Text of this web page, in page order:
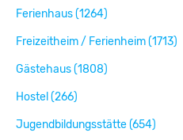
Ferienhaus (1264)
Freizeitheim / Ferienheim (1713)
Gästehaus (1808)
Hostel (266)
Jugendbildungsstätte (654)